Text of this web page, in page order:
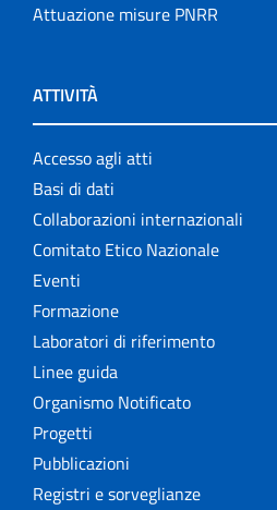
Attuazione misure PNRR
ATTIVITÀ
Accesso agli atti
Basi di dati
Collaborazioni internazionali
Comitato Etico Nazionale
Eventi
Formazione
Laboratori di riferimento
Linee guida
Organismo Notificato
Progetti
Pubblicazioni
Registri e sorveglianze